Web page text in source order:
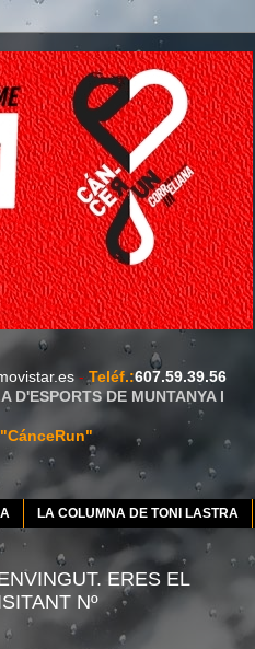
-Teléf.:607.59.39.56
DE MUNTANYA I
"CánceRun"
LA COLUMNA DE TONI LASTRA
ERES EL
Nº